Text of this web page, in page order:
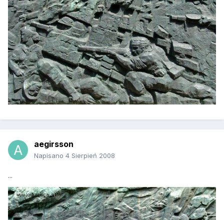
aegirsson
Napisano 4 Sierpień 2008
...